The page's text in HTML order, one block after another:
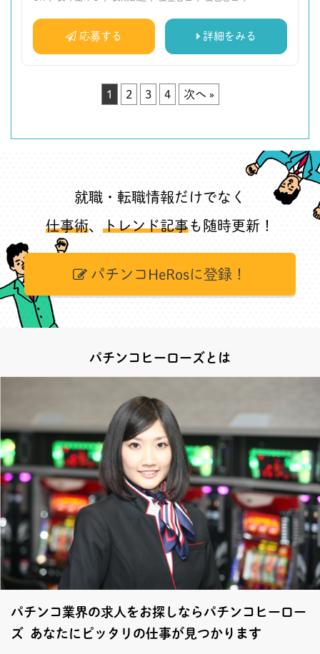
応募する 詳細をみる
1 2 3 4 次へ »
就職・転職情報だけでなく
仕事術、 トレンド記事も随時更新！
パチンコHeRosに登録！
パチンコヒーローズとは
パチンコ業界の求人をお探しならパチンコヒーロー
ズ あなたにピッタリの仕事が見つかります